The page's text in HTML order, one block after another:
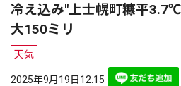
冷え込み"上士幌町糠平
大150ミリ
天気
2025年9月19日12:15